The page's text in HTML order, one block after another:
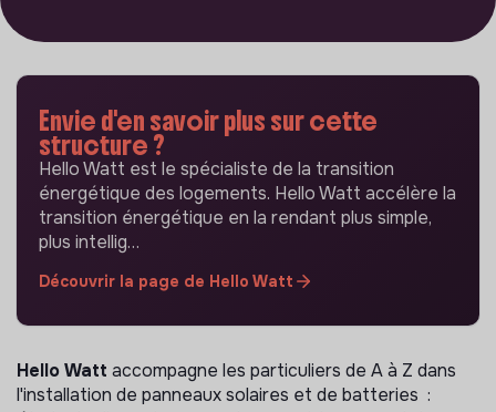
Envie d'en savoir plus sur cette
structure ?
Hello Watt est le spécialiste de la transition
énergétique des logements. Hello Watt accélère la
transition énergétique en la rendant plus simple,
plus intellig…
Découvrir la page de Hello Watt
Hello Watt accompagne les particuliers de A à Z dans
l'installation de panneaux solaires et de batteries :